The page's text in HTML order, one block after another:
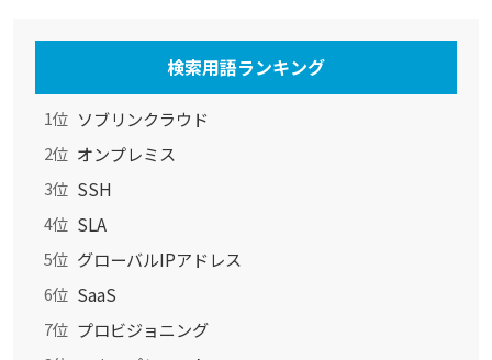
検索用語ランキング
1位 ソブリンクラウド
2位 オンプレミス
3位 SSH
4位 SLA
5位 グローバルIPアドレス
6位 SaaS
7位 プロビジョニング